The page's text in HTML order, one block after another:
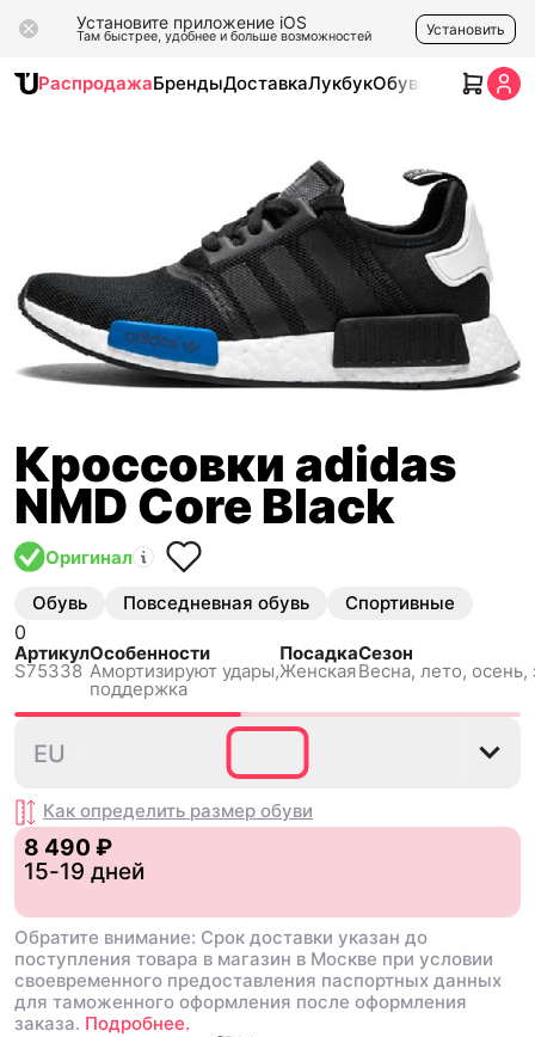
Установите приложение iOS
Там быстрее, удобнее и больше возможностей Установить
РаспродажаБрендыДоставкаЛукбукОбувь Одежда
Кроссовки adidas
NMD Core Black
Оригинал
Обувь Повседневная обувь Спортивные
0
Артикул
S75338
Особенности
Амортизируют удары,
поддержка
Посадка
Женская
Сезон
Весна, лето, осень,
38
EU
Как определить размер обуви
8 490 ₽
15-19 дней
Обратите внимание: Срок доставки указан до
поступления товара в магазин в Москве при условии
своевременного предоставления паспортных данных
для таможенного оформления после оформления
заказа. Подробнее.